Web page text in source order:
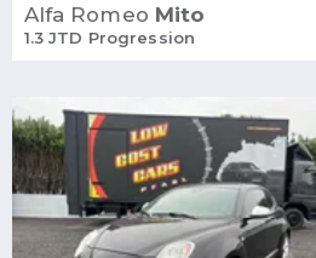
Alfa Romeo Mito
1.3 JTD Progression